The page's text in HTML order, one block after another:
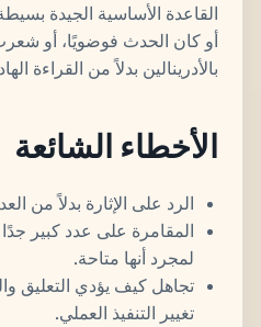
القاعدة الأساسية الجيدة
أو كان الحدث فوضويًا، أو
بالأدرينالين بدلاً من القراءة
الأخطاء الشائعة
الرد على الإثارة بدلاً من
المقامرة على عدد كبير
لمجرد أنها متاحة.
تجاهل كيف يؤدي التعليق
تغيير التنفيذ العملي.